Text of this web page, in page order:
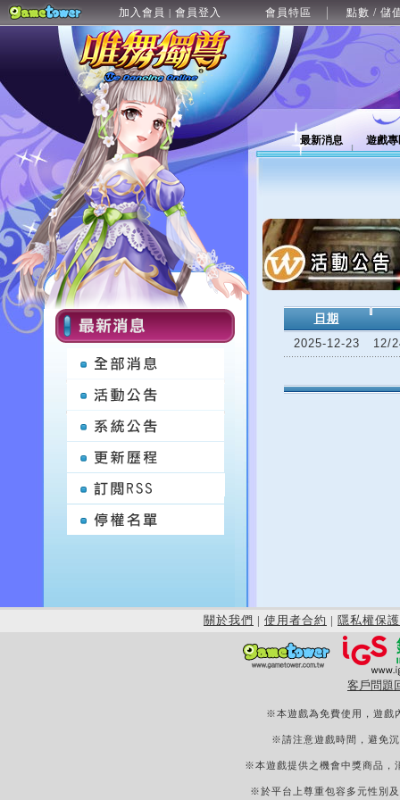
加入會員 | 會員登入 會員特區 點數 / 儲
最新消息 遊戲
日期
2025-12-23
12/
關於我們 | 使用者合約 | 隱私權保護
客戶問題
※本遊戲為免費使用，遊戲
※請注意遊戲時間，避免
※本遊戲提供之機會中獎商品，
※於平台上尊重包容多元性別